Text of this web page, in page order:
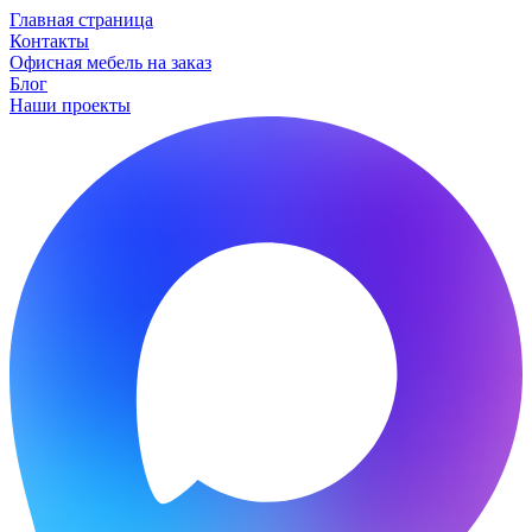
Главная страница
Контакты
Офисная мебель на заказ
Блог
Наши проекты